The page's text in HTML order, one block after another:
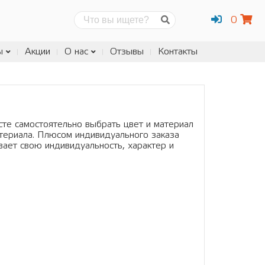
0
Акции О нас Отзывы Контакты
самостоятельно выбрать цвет и материал
Плюсом индивидуального заказа
свою индивидуальность, характер и